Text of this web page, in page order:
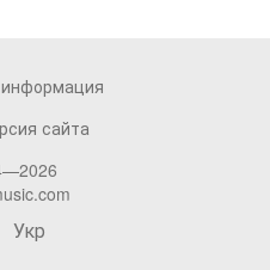
сайта
Укр